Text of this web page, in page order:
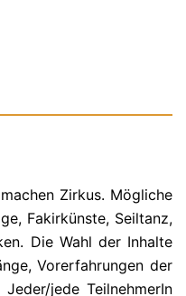
Zirkus. Mögliche
Fakirkünste, Seiltanz,
Die Wahl der Inhalte
Vorerfahrungen der
jede TeilnehmerIn